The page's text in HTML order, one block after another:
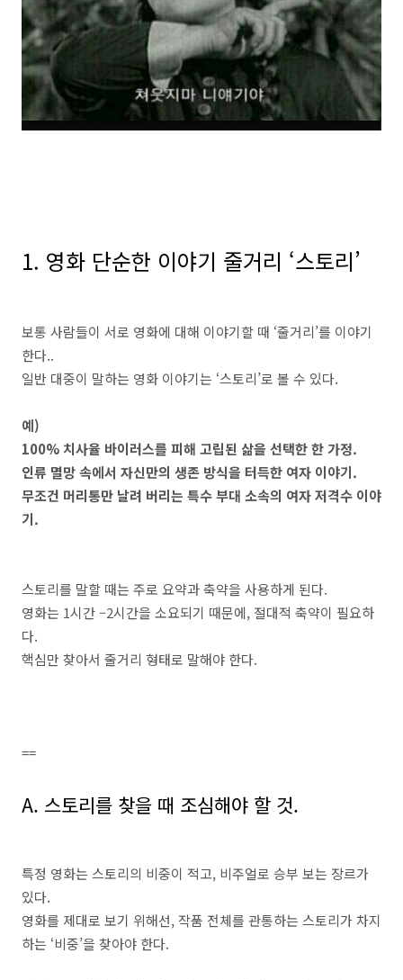
1. 영화 단순한 이야기 줄거리 ‘스토리’
보통 사람들이 서로 영화에 대해 이야기할 때 ‘줄거리’를 이야기
한다..
일반 대중이 말하는 영화 이야기는 ‘스토리’로 볼 수 있다.
예)
100% 치사율 바이러스를 피해 고립된 삶을 선택한 한 가정.
인류 멸망 속에서 자신만의 생존 방식을 터득한 여자 이야기.
무조건 머리통만 날려 버리는 특수 부대 소속의 여자 저격수 이야
기.
스토리를 말할 때는 주로 요약과 축약을 사용하게 된다.
영화는 1시간–2시간을 소요되기 때문에, 절대적 축약이 필요하
다.
핵심만 찾아서 줄거리 형태로 말해야 한다.
==
A. 스토리를 찾을 때 조심해야 할 것.
특정 영화는 스토리의 비중이 적고, 비주얼로 승부 보는 장르가
있다.
영화를 제대로 보기 위해선,작품 전체를 관통하는 스토리가 차지
하는 ‘비중’을 찾아야 한다.